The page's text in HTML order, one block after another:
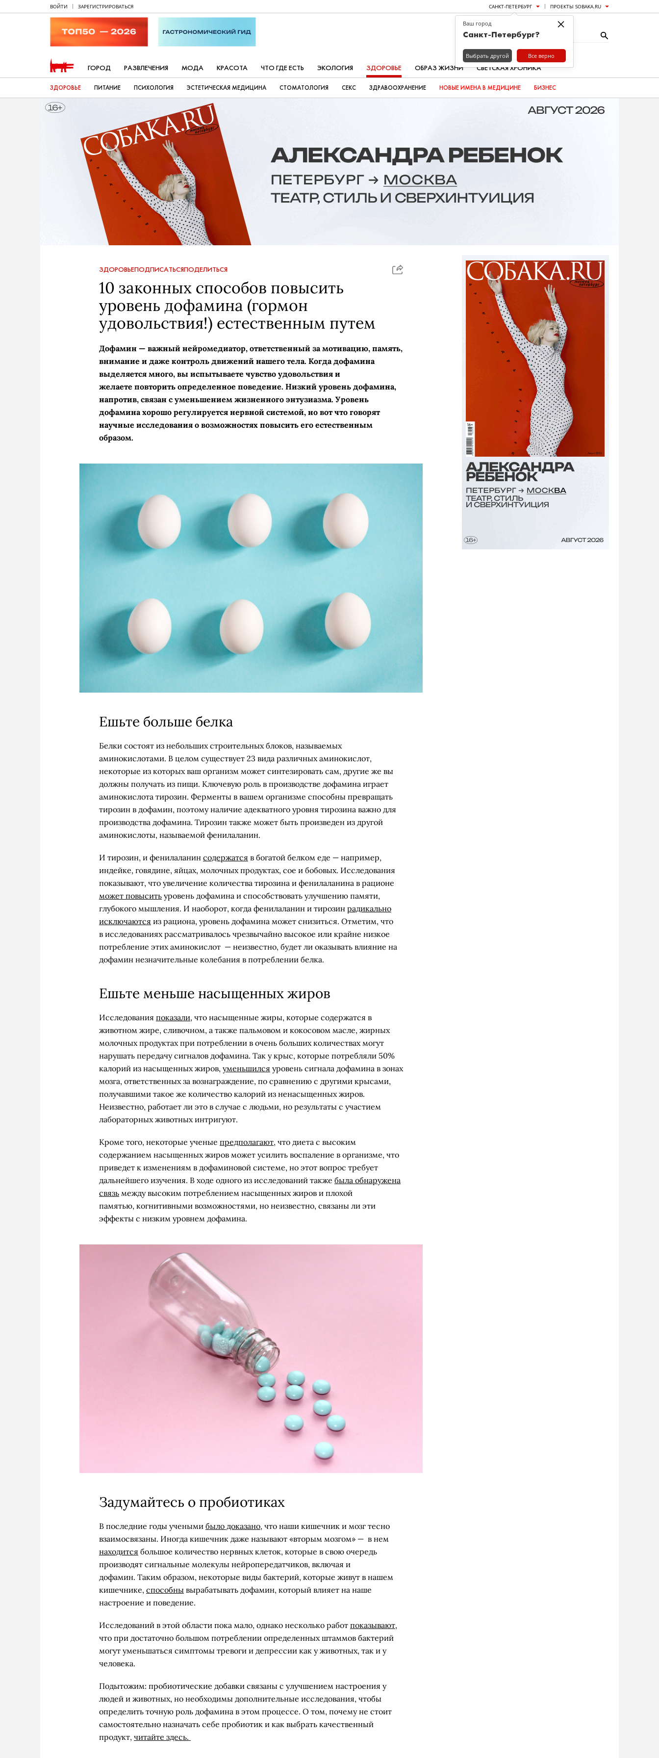
ВОЙТИ ЗАРЕГИСТРИРОВАТЬСЯ САНКТ-ПЕТЕРБУРГ ПРОЕКТЫ SOBAKA.RU
ГОРОД РАЗВЛЕЧЕНИЯ МОДА КРАСОТА ЧТО ГДЕ ЕСТЬ ЭКОЛОГИЯ ЗДОРОВЬЕ ОБРАЗ ЖИЗНИ СВЕТСКАЯ ХРОНИКА
ЗДОРОВЬЕ ПИТАНИЕ ПСИХОЛОГИЯ ЭСТЕТИЧЕСКАЯ МЕДИЦИНА СТОМАТОЛОГИЯ СЕКС ЗДРАВООХРАНЕНИЕ НОВЫЕ ИМЕНА В МЕДИЦИНЕ БИЗНЕС
ЗДОРОВЬЕПОДПИСАТЬСЯПОДЕЛИТЬСЯ
10 законных способов повысить
уровень дофамина (гормон
удовольствия!) естественным путем
Дофамин — важный нейромедиатор, ответственный за мотивацию, память,
внимание и даже контроль движений нашего тела. Когда дофамина
выделяется много, вы испытываете чувство удовольствия и
желаете повторить определенное поведение. Низкий уровень дофамина,
напротив, связан с уменьшением жизненного энтузиазма. Уровень
дофамина хорошо регулируется нервной системой, но вот что говорят
научные исследования о возможностях повысить его естественным
образом.
Ешьте больше белка
Белки состоят из небольших строительных блоков, называемых
аминокислотами. В целом существует 23 вида различных аминокислот,
некоторые из которых ваш организм может синтезировать сам, другие же вы
должны получать из пищи. Ключевую роль в производстве дофамина играет
аминокислота тирозин. Ферменты в вашем организме способны превращать
тирозин в дофамин, поэтому наличие адекватного уровня тирозина важно для
производства дофамина. Тирозин также может быть произведен из другой
аминокислоты, называемой фенилаланин.
И тирозин, и фенилаланин содержатся в богатой белком еде — например,
индейке, говядине, яйцах, молочных продуктах, сое и бобовых. Исследования
показывают, что увеличение количества тирозина и фенилаланина в рационе
может повысить уровень дофамина и способствовать улучшению памяти,
глубокого мышления. И наоборот, когда фенилаланин и тирозин радикально
исключаются из рациона, уровень дофамина может снизиться. Отметим, что
в исследованиях рассматривалось чрезвычайно высокое или крайне низкое
потребление этих аминокислот — неизвестно, будет ли оказывать влияние на
дофамин незначительные колебания в потреблении белка.
Ешьте меньше насыщенных жиров
Исследования показали, что насыщенные жиры, которые содержатся в
животном жире, сливочном, а также пальмовом и кокосовом масле, жирных
молочных продуктах при потреблении в очень больших количествах могут
нарушать передачу сигналов дофамина. Так у крыс, которые потребляли 50%
калорий из насыщенных жиров, уменьшился уровень сигнала дофамина в зонах
мозга, ответственных за вознаграждение, по сравнению с другими крысами,
получавшими такое же количество калорий из ненасыщенных жиров.
Неизвестно, работает ли это в случае с людьми, но результаты с участием
лабораторных животных интригуют.
Кроме того, некоторые ученые предполагают, что диета с высоким
содержанием насыщенных жиров может усилить воспаление в организме, что
приведет к изменениям в дофаминовой системе, но этот вопрос требует
дальнейшего изучения. В ходе одного из исследований также была обнаружена
связь между высоким потреблением насыщенных жиров и плохой
памятью, когнитивными возможностями, но неизвестно, связаны ли эти
эффекты с низким уровнем дофамина.
Задумайтесь о пробиотиках
В последние годы учеными было доказано, что наши кишечник и мозг тесно
взаимосвязаны. Иногда кишечник даже называют «вторым мозгом» — в нем
находится большое количество нервных клеток, которые в свою очередь
производят сигнальные молекулы нейропередатчиков, включая и
дофамин. Таким образом, некоторые виды бактерий, которые живут в нашем
кишечнике, способны вырабатывать дофамин, который влияет на наше
настроение и поведение.
Исследований в этой области пока мало, однако несколько работ показывают,
что при достаточно большом потреблении определенных штаммов бактерий
могут уменьшаться симптомы тревоги и депрессии как у животных, так и у
человека.
Подытожим: пробиотические добавки связаны с улучшением настроения у
людей и животных, но необходимы дополнительные исследования, чтобы
определить точную роль дофамина в этом процессе. О том, почему не стоит
самостоятельно назначать себе пробиотик и как выбрать качественный
продукт, читайте здесь.
×
Ваш город
Санкт-Петербург?
Выбрать другой Все верно